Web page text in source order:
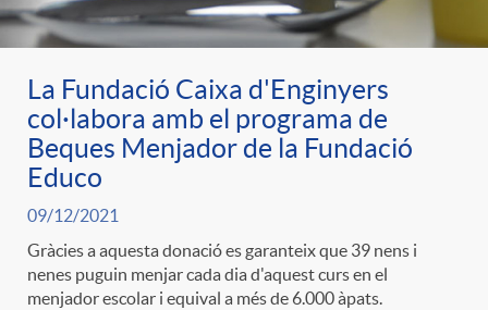
La Fundació Caixa d'Enginyers
col·labora amb el programa de
Beques Menjador de la Fundació
Educo
09/12/2021
Gràcies a aquesta donació es garanteix que 39 nens i
nenes puguin menjar cada dia d'aquest curs en el
menjador escolar i equival a més de 6.000 àpats.